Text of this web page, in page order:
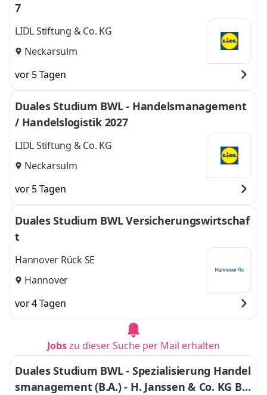
7
LIDL Stiftung & Co. KG
Neckarsulm
vor 5 Tagen
Duales Studium BWL - Handelsmanagement
/ Handelslogistik 2027
LIDL Stiftung & Co. KG
Neckarsulm
vor 5 Tagen
Duales Studium BWL Versicherungswirtschaf
t
Hannover Rück SE
Hannover
vor 4 Tagen
Jobszu dieser Suche per Mail erhalten
Duales Studium BWL - Spezialisierung Handel
smanagement (B.A.) - H. Janssen & Co. KG Bo